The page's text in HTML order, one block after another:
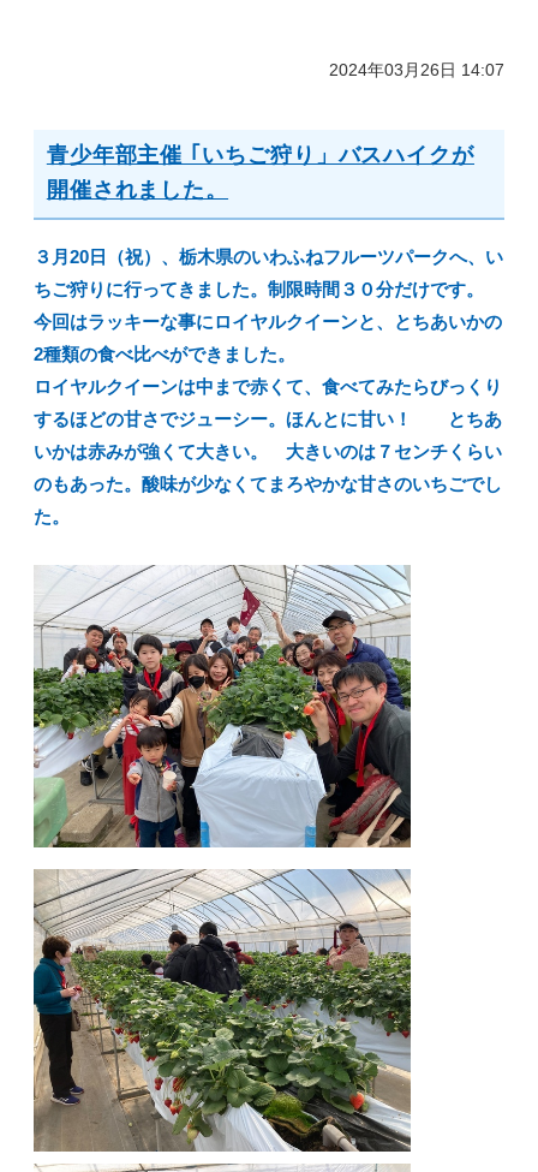
2024年03月26日 14:07
青少年部主催 ｢いちご狩り」バスハイクが
開催されました。
３月20日（祝）、栃木県のいわふねフルーツパークへ、い
ちご狩りに行ってきました。制限時間３０分だけです。
今回はラッキーな事にロイヤルクイーンと、とちあいかの
2種類の食べ比べができました。
ロイヤルクイーンは中まで赤くて、食べてみたらびっくり
するほどの甘さでジューシー。ほんとに甘い！ とちあ
いかは赤みが強くて大きい。 大きいのは７センチくらい
のもあった。酸味が少なくてまろやかな甘さのいちごでし
た。